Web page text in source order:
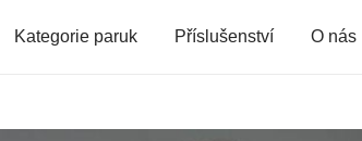
Kategorie paruk Příslušenství O nás